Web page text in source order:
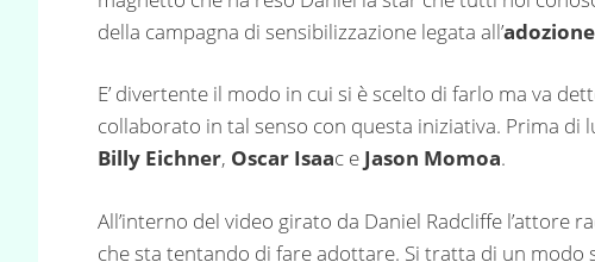
della campagna di sensibilizzazione legata all’
E’ divertente il modo in cui si è scelto di farlo ma va
collaborato in tal senso con questa iniziativa. Prima
Billy Eichner, Oscar Isaac e Jason Momoa.
All’interno del video girato da Daniel Radcliffe
che sta tentando di fare adottare. Si tratta di un